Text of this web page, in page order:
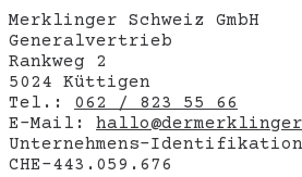
Merklinger Schweiz GmbH
Generalvertrieb
Rankweg 2
5024 Küttigen
Tel.: 062 / 823 55 66
E-Mail:
Unternehmens-
CHE-443.059.676